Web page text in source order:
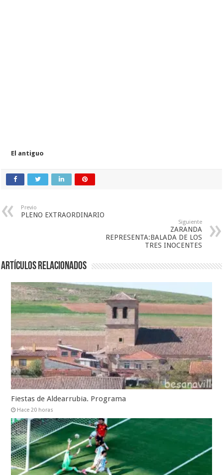
El antiguo
Previo
PLENO EXTRAORDINARIO
Siguiente
ZARANDA
REPRESENTA:BALADA DE LOS
TRES INOCENTES
Artículos relacionados
Fiestas de Aldearrubia. Programa
Hace 20 horas